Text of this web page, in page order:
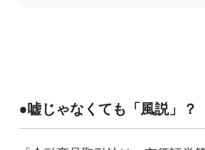
●嘘じゃなくても「風説」？